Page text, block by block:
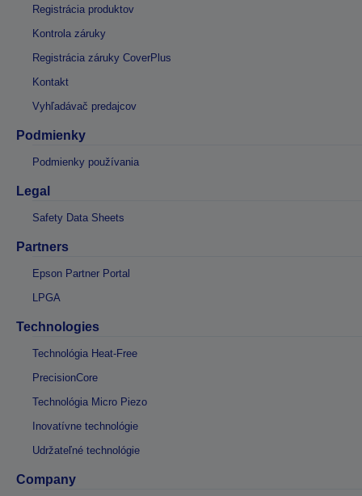
Registrácia produktov
Kontrola záruky
Registrácia záruky CoverPlus
Kontakt
Vyhľadávač predajcov
Podmienky
Podmienky používania
Legal
Safety Data Sheets
Partners
Epson Partner Portal
LPGA
Technologies
Technológia Heat-Free
PrecisionCore
Technológia Micro Piezo
Inovatívne technológie
Udržateľné technológie
Company